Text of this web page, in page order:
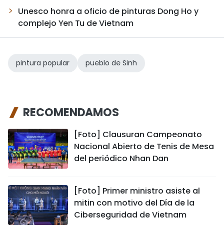
Unesco honra a oficio de pinturas Dong Ho y
complejo Yen Tu de Vietnam
pintura popular pueblo de Sinh
RECOMENDAMOS
[Foto] Clausuran Campeonato
Nacional Abierto de Tenis de Mesa
del periódico Nhan Dan
[Foto] Primer ministro asiste al
mitin con motivo del Día de la
Ciberseguridad de Vietnam